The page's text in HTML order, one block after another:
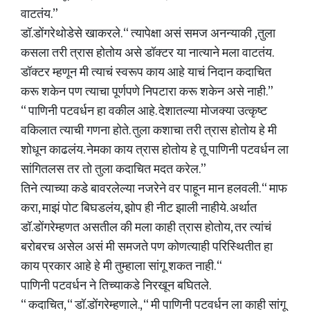
वाटतंय.”
डॉ.डोंगरेथोडेसे खाकरले. “ त्यापेक्षा असं समज अनन्याकी ,तुला
कसला तरी त्रास होतोय असे डॉक्टर या नात्याने मला वाटतंय.
डॉक्टर म्हणून मी त्याचं स्वरूप काय आहे याचं निदान कदाचित
करू शकेन पण त्याचा पूर्णपणे निपटारा करू शकेन असे नाही.”
“ पाणिनी पटवर्धन हा वकील आहे. देशातल्या मोजक्या उत्कृष्ट
वकिलात त्याची गणना होते. तुला कशाचा तरी त्रास होतोय हे मी
शोधून काढलंय. नेमका काय त्रास होतोय हे तू पाणिनी पटवर्धन ला
सांगितलस तर तो तुला कदाचित मदत करेल.”
तिने त्याच्या कडे बावरलेल्या नजरेने वर पाहून मान हलवली. “ माफ
करा, माझं पोट बिघडलंय, झोप ही नीट झाली नाहीये. अर्थात
डॉ.डोंगरेम्हणत असतील की मला काही त्रास होतोय, तर त्यांचं
बरोबरच असेल असं मी समजते पण कोणत्याही परिस्थितीत हा
काय प्रकार आहे हे मी तुम्हाला सांगू शकत नाही. “
पाणिनी पटवर्धन ने तिच्याकडे निरखून बघितले.
“ कदाचित, “ डॉ.डोंगरेम्हणाले., “ मी पाणिनी पटवर्धन ला काही सांगू